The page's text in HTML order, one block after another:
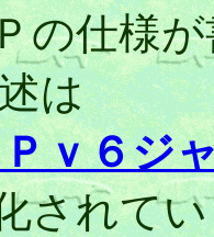
の仕様
は
ｖ６ジ
されて